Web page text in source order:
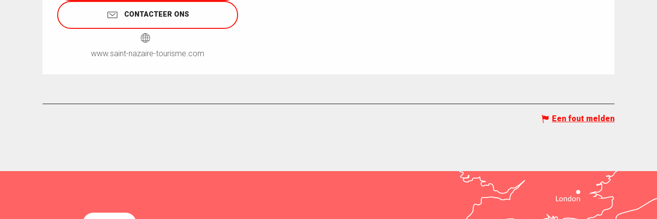
CONTACTEER ONS
www.saint-nazaire-tourisme.com
Een fout melden